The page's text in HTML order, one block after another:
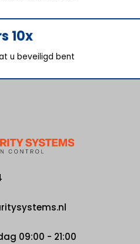
10x
u beveiligd bent
09:00 - 21:00